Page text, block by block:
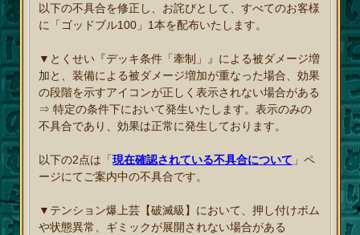
以下の不具合を修正し、お詫びとして、すべてのお客様
に「ゴッドブル100」1本を配布いたします。
▼とくせい『デッキ条件「牽制」』による被ダメージ増
加と、装備による被ダメージ増加が重なった場合、効果
の段階を示すアイコンが正しく表示されない場合がある
⇒ 特定の条件下において発生いたします。表示のみの
不具合であり、効果は正常に発生しております。
以下の2点は「現在確認されている不具合について 」ペ
ージにてご案内中の不具合です。
▼テンション爆上芸【破滅級】において、押し付けボム
や状態異常、ギミックが展開されない場合がある